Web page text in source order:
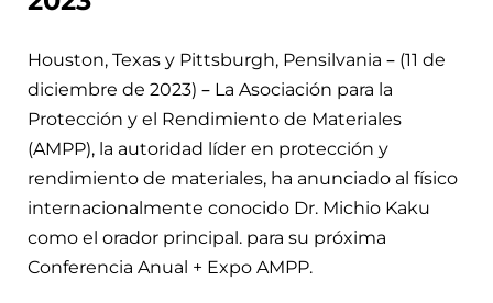
Houston, Texas y Pittsburgh, Pensilvania – (11 de
diciembre de 2023) – La Asociación para la
Protección y el Rendimiento de Materiales
(AMPP), la autoridad líder en protección y
rendimiento de materiales, ha anunciado al físico
internacionalmente conocido Dr. Michio Kaku
como el orador principal. para su próxima
Conferencia Anual + Expo AMPP.